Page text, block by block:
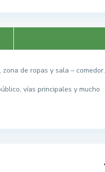
de ropas y sala – comedor.
vías principales y mucho